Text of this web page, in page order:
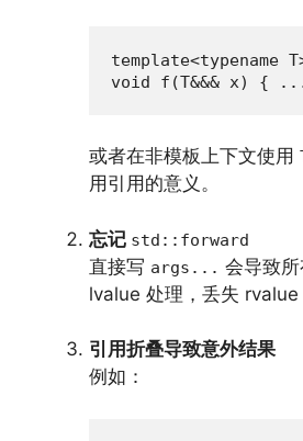
template<typename
void f(T&&& x) {
或者在非模板上下文使用
用引用的意义。
忘记 std::forward
直接写 args... 会导致
lvalue 处理，丢失 rvalue
引用折叠导致意外结果
例如：